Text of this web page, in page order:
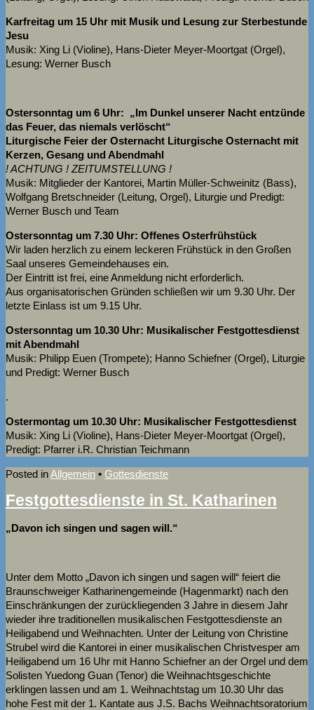
Karfreitag um 15 Uhr mit Musik und Lesung zur Sterbestunde
Jesu
Musik: Xing Li (Violine), Hans-Dieter Meyer-Moortgat (Orgel),
Lesung: Werner Busch
Ostersonntag um 6 Uhr: „Im Dunkel unserer Nacht entzünde
das Feuer, das niemals verlöscht“
Liturgische Feier der Osternacht Liturgische Osternacht mit
Kerzen, Gesang und Abendmahl
! ACHTUNG ! ZEITUMSTELLUNG !
Musik: Mitglieder der Kantorei, Martin Müller-Schweinitz (Bass),
Wolfgang Bretschneider (Leitung, Orgel), Liturgie und Predigt:
Werner Busch und Team
Ostersonntag um 7.30 Uhr: Offenes Osterfrühstück
Wir laden herzlich zu einem leckeren Frühstück in den Großen
Saal unseres Gemeindehauses ein.
Der Eintritt ist frei, eine Anmeldung nicht erforderlich.
Aus organisatorischen Gründen schließen wir um 9.30 Uhr. Der
letzte Einlass ist um 9.15 Uhr.
Ostersonntag um 10.30 Uhr: Musikalischer Festgottesdienst
mit Abendmahl
Musik: Philipp Euen (Trompete); Hanno Schiefner (Orgel), Liturgie
und Predigt: Werner Busch
.
Ostermontag um 10.30 Uhr: Musikalischer Festgottesdienst
Musik: Xing Li (Violine), Hans-Dieter Meyer-Moortgat (Orgel),
Predigt: Pfarrer i.R. Christian Teichmann
Posted inAllgemein • Gottesdienste
Festgottesdienste in St. Katharinen
„Davon ich singen und sagen will.“
Unter dem Motto „Davon ich singen und sagen will“ feiert die
Braunschweiger Katharinengemeinde (Hagenmarkt) nach den
Einschränkungen der zurückliegenden 3 Jahre in diesem Jahr
wieder ihre traditionellen musikalischen Festgottesdienste an
Heiligabend und Weihnachten. Unter der Leitung von Christine
Strubel wird die Kantorei in einer musikalischen Christvesper am
Heiligabend um 16 Uhr mit Hanno Schiefner an der Orgel und dem
Solisten Yuedong Guan (Tenor) die Weihnachtsgeschichte
erklingen lassen und am 1. Weihnachtstag um 10.30 Uhr das
hohe Fest mit der 1. Kantate aus J.S. Bachs Weihnachtsoratorium